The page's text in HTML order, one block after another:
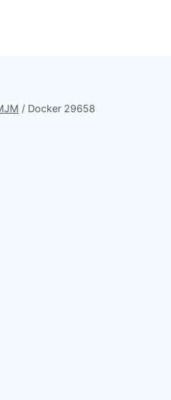
/ Docker 29658